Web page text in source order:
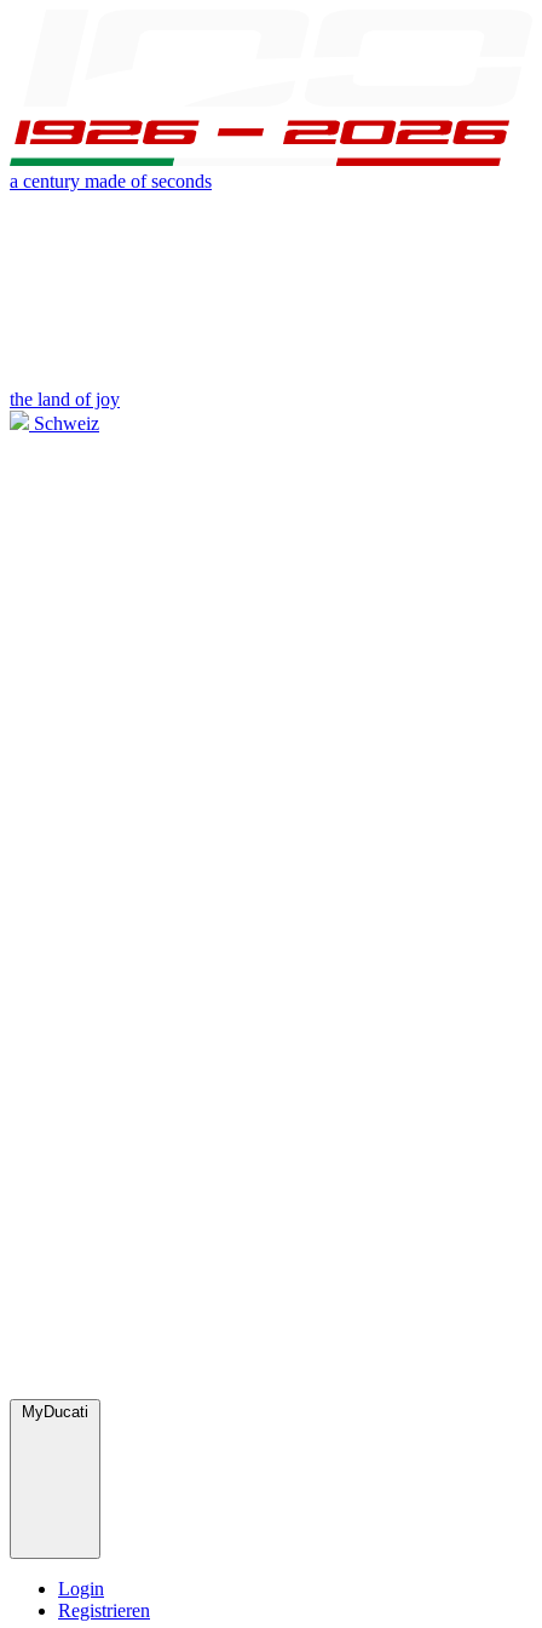
a century made of seconds
the land of joy
Schweiz
MyDucati
Login
Registrieren